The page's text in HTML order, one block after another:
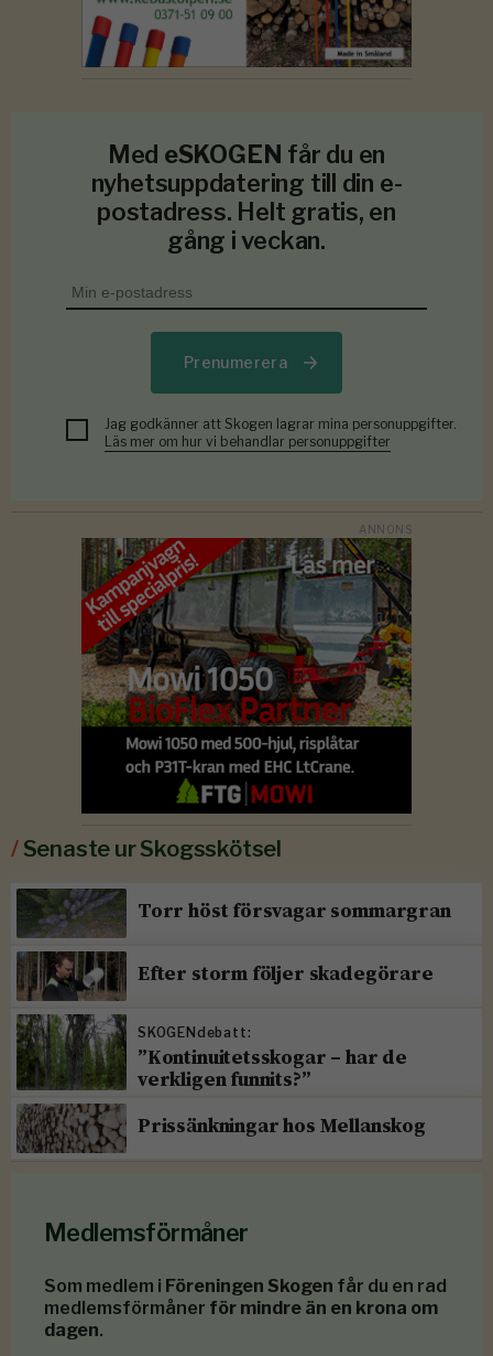
Med eSKOGEN får du en
nyhetsuppdatering till din e-
postadress. Helt gratis, en
gång i veckan.
Prenumerera
Jag godkänner att Skogen lagrar mina personuppgifter.
Läs mer om hur vi behandlar personuppgifter
/Senaste ur Skogsskötsel
Torr höst försvagar sommargran
Efter storm följer skadegörare
SKOGENdebatt:
”Kontinuitetsskogar – har de
verkligen funnits?”
Prissänkningar hos Mellanskog
Medlemsförmåner
Som medlem i Föreningen Skogen får du en rad
medlemsförmåner för mindre än en krona om
dagen.